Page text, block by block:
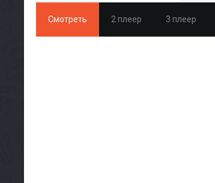
Смотреть 2 плеер 3 плеер